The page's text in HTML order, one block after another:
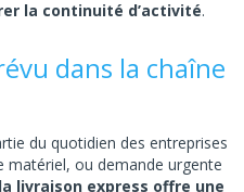
la continuité d’activité.
dans la chaîne
du quotidien des entreprises
matériel, ou demande urgente
la livraison express offre une